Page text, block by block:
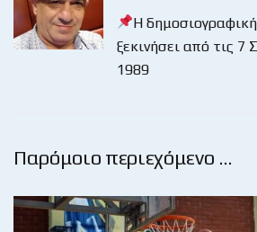
Η
ξεκινήσει από τις 7
1989
Παρόμοιο περιεχόμενο …